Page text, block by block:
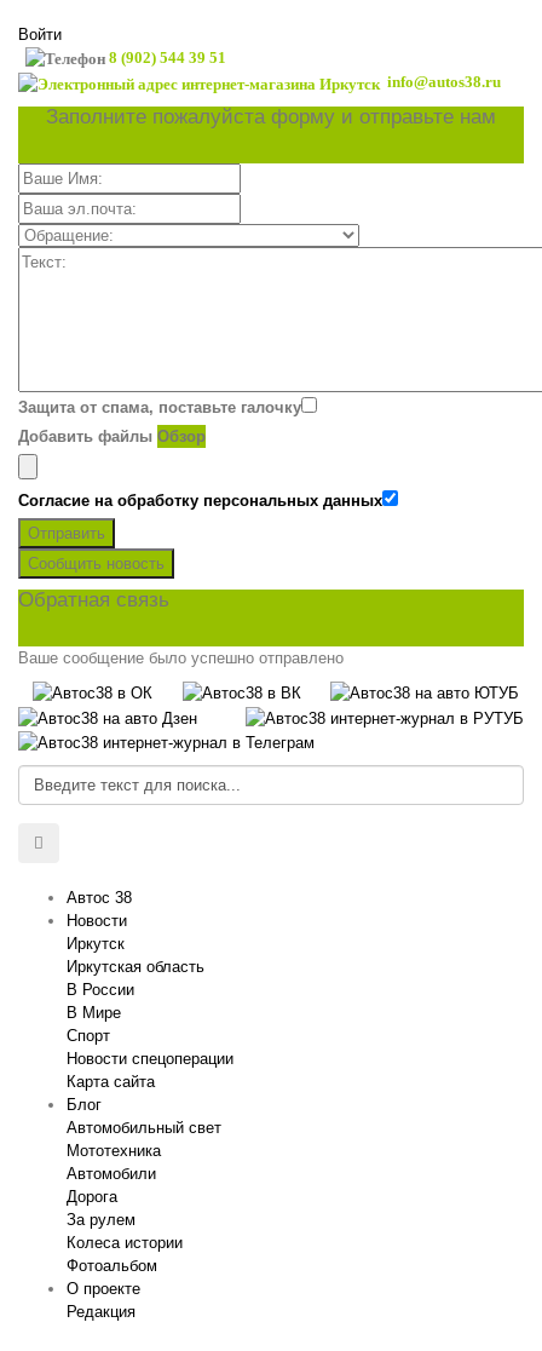
Войти
8 (902) 544 39 51
info@autos38.ru
Заполните пожалуйста форму и отправьте нам
Защита от спама, поставьте галочку
Добавить файлы Обзор
Согласие на обработку персональных данных
Отправить
Сообщить новость
Обратная связь
Ваше сообщение было успешно отправлено
Автос 38
Новости
Иркутск
Иркутская область
В России
В Мире
Спорт
Новости спецоперации
Карта сайта
Блог
Автомобильный свет
Мототехника
Автомобили
Дорога
За рулем
Колеса истории
Фотоальбом
О проекте
Редакция